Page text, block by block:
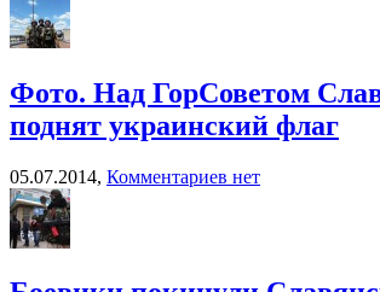
Фото. Над ГорСоветом
поднят украинский флаг
05.07.2014, Комментариев нет